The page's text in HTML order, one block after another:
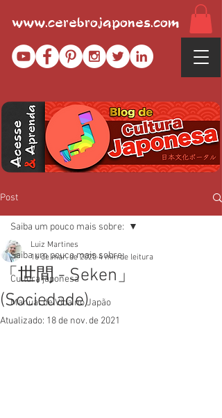
www.cerebrojapones.com
Post
Saiba um pouco mais sobre:
Cultura japonesa
Manual de Vida no Japão
Saiba um pouco mais sobre:
「世間 - Seken」
(Sociedade)
Luiz Martines
16 de mar. de 2020 4 min de leitura
Atualizado: 18 de nov. de 2021